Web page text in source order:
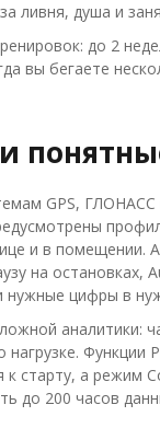
ливня, душа и
до 2
вы бегаете
GPS, ГЛОНАСС
и в помещении.
на остановках,
нужные цифры в
аналитики:
Функции
старту, а режим
до 200 часов